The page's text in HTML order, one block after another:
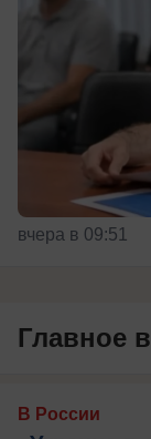
вчера в 09:51
Главное
В России